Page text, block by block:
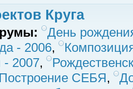
Круга
День
- 2006,
2007,
Построение СЕБЯ,